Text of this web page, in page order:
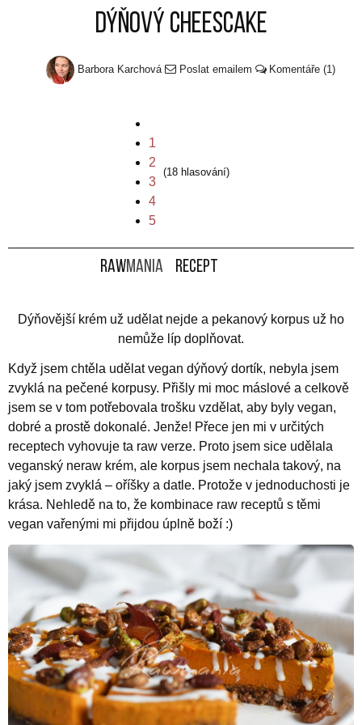
Dýňový cheescake
Barbora Karchová Poslat emailem Komentáře (1)
1
2
3
4
5
(18 hlasování)
RAWMANIA Recept
Dýňovější krém už udělat nejde a pekanový korpus už ho
nemůže líp doplňovat.
Když jsem chtěla udělat vegan dýňový dortík, nebyla jsem
zvyklá na pečené korpusy. Přišly mi moc máslové a celkově
jsem se v tom potřebovala trošku vzdělat, aby byly vegan,
dobré a prostě dokonalé. Jenže! Přece jen mi v určitých
receptech vyhovuje ta raw verze. Proto jsem sice udělala
veganský neraw krém, ale korpus jsem nechala takový, na
jaký jsem zvyklá – oříšky a datle. Protože v jednoduchosti je
krása. Nehledě na to, že kombinace raw receptů s těmi
vegan vařenými mi přijdou úplně boží :)